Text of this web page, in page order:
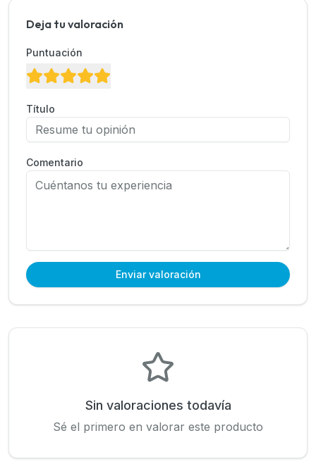
Deja tu valoración
Puntuación
Título
Comentario
Enviar valoración
Sin valoraciones todavía
Sé el primero en valorar este producto